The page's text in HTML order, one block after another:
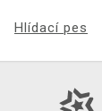
Hlídací pes